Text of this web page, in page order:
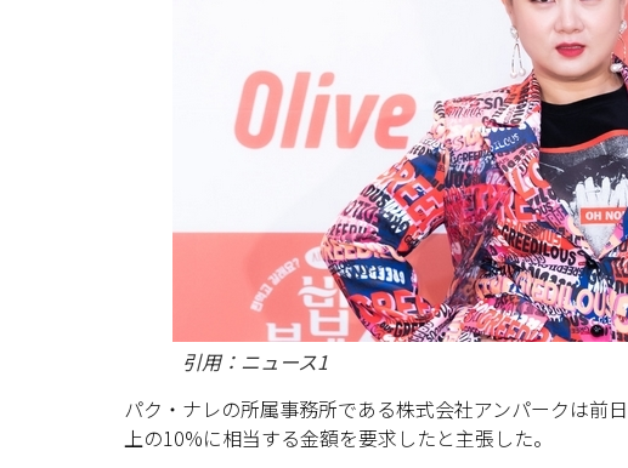
引用：ニュース1
パク・ナレの所属事務所である株式会社アンパークは前
上の10%に相当する金額を要求したと主張した。